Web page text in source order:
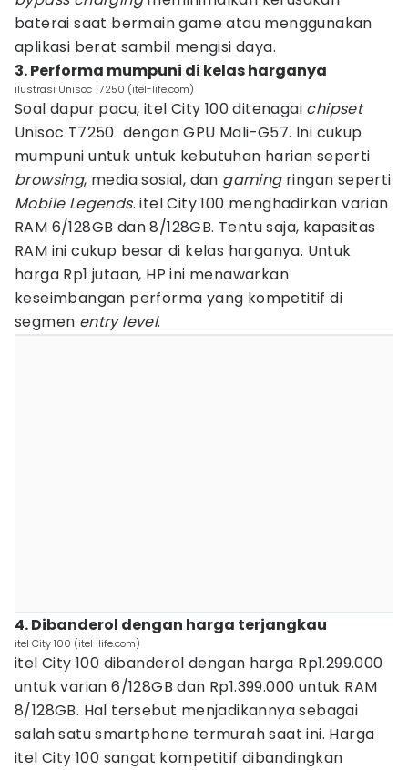
baterai saat bermain game atau menggunakan
aplikasi berat sambil mengisi daya.
3. Performa mumpuni di kelas harganya
ilustrasi Unisoc T7250 (itel-life.com)
Soal dapur pacu, itel City 100 ditenagai chipset
Unisoc T7250 dengan GPU Mali-G57. Ini cukup
mumpuni untuk untuk kebutuhan harian seperti
browsing, media sosial, dan gamingringan seperti
Mobile Legends. itel City 100 menghadirkan varian
RAM 6/128GB dan 8/128GB. Tentu saja, kapasitas
RAM ini cukup besar di kelas harganya. Untuk
harga Rp1 jutaan, HP ini menawarkan
keseimbangan performa yang kompetitif di
segmen entry level.
4. Dibanderol dengan harga terjangkau
itel City 100 (itel-life.com)
itel City 100 dibanderol dengan harga Rp1.299.000
untuk varian 6/128GB dan Rp1.399.000 untuk RAM
8/128GB. Hal tersebut menjadikannya sebagai
salah satu smartphone termurah saat ini. Harga
itel City 100 sangat kompetitif dibandingkan